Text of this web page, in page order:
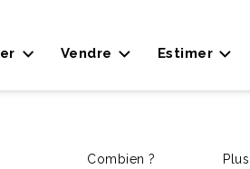
Vendre Estimer